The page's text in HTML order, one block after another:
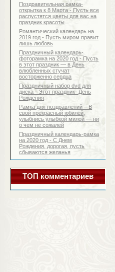
Поздравительная рамка-
открытка к 8 Марта - Пусть все
распустятся цветы для вас на
праздник красоты
Романтический календарь на
2019 год - Пусть миром правит
лишь любовь
Праздничный календарь-
фоторамка на 2020 год - Пусть
в этот праздник — в День
влюбленных стучат
восторженно сердца
Праздничный набор dvd для
диска - Этот праздник- День
Рождения
Рамка для поздравлений – В
свой прекрасный юбилей,
улыбнись улыбкой милой — ни
о чем не сожалей
Праздничный календарь-рамка
на 2020 год - С Днем
Рождения, дорогая, пусть
сбываются желанья
ТОП комментариев